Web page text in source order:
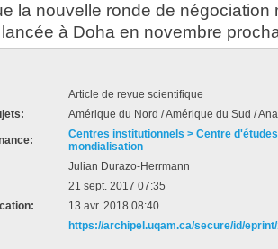
la nouvelle ronde de négociation
à Doha en novembre
Article de revue scientifique
Amérique du Nord / Amérique du Sud /
Centres institutionnels > Centre
mondialisation
Julian Durazo-Herrmann
21 sept. 2017 07:35
13 avr. 2018 08:40
https://archipel.uqam.ca/secure/id/